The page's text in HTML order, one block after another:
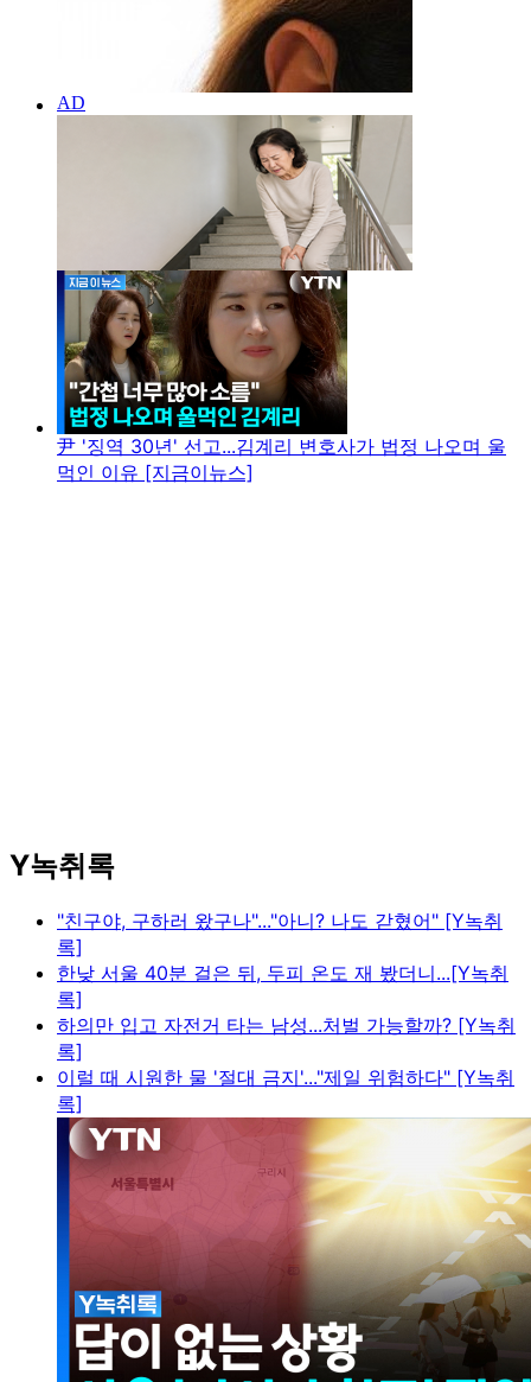
尹 '징역 30년' 선고...김계리 변호사가 법정 나오며 울
먹인 이유 [지금이뉴스]
Y녹취록
"친구야, 구하러 왔구나"..."아니? 나도 갇혔어" [Y녹취
록]
한낮 서울 40분 걸은 뒤, 두피 온도 재 봤더니...[Y녹취
록]
하의만 입고 자전거 타는 남성...처벌 가능할까? [Y녹취
록]
이럴 때 시원한 물 '절대 금지'..."제일 위험하다" [Y녹취
록]